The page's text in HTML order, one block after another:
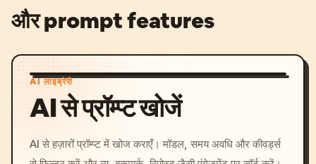
और prompt features
AI लाइब्रेरी
AI से प्रॉम्प्ट खोजें
AI से हज़ारों प्रॉम्प्ट में खोज कराएँ। मॉडल, समय अवधि और कीवर्ड्स